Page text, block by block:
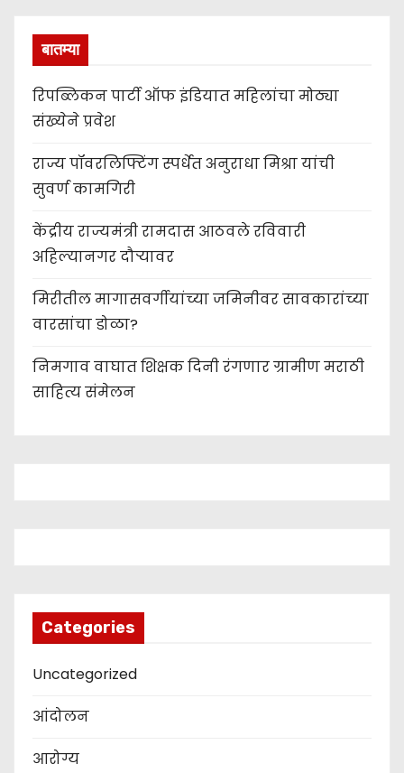
बातम्या
रिपब्लिकन पार्टी ऑफ इंडियात महिलांचा मोठ्या
संख्येने प्रवेश
राज्य पॉवरलिफ्टिंग स्पर्धेत अनुराधा मिश्रा यांची
सुवर्ण कामगिरी
केंद्रीय राज्यमंत्री रामदास आठवले रविवारी
अहिल्यानगर दौऱ्यावर
मिरीतील मागासवर्गीयांच्या जमिनीवर सावकारांच्या
वारसांचा डोळा?
निमगाव वाघात शिक्षक दिनी रंगणार ग्रामीण मराठी
साहित्य संमेलन
Categories
Uncategorized
आंदोलन
आरोग्य